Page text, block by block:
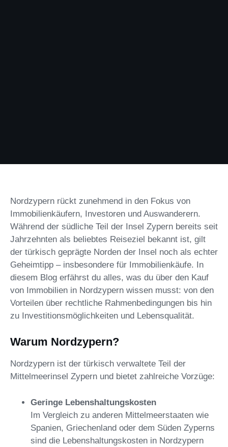
Nordzypern rückt zunehmend in den Fokus von
Immobilienkäufern, Investoren und Auswanderern.
Während der südliche Teil der Insel Zypern bereits seit
Jahrzehnten als beliebtes Reiseziel bekannt ist, gilt
der türkisch geprägte Norden der Insel noch als echter
Geheimtipp – insbesondere für Immobilienkäufe. In
diesem Blog erfährst du alles, was du über den Kauf
von Immobilien in Nordzypern wissen musst: von den
Vorteilen über rechtliche Rahmenbedingungen bis hin
zu Investitionsmöglichkeiten und Lebensqualität.
Warum Nordzypern?
Nordzypern ist der türkisch verwaltete Teil der
Mittelmeerinsel Zypern und bietet zahlreiche Vorzüge:
Geringe Lebenshaltungskosten
Im Vergleich zu anderen Mittelmeerstaaten wie
Spanien, Griechenland oder dem Süden Zyperns
sind die Lebenshaltungskosten in Nordzypern